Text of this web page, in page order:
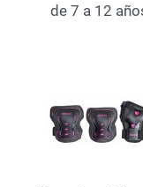
de 7 a 12